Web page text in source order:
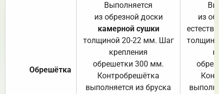
Обрешётка
Выполняется
из обрезной доски
камерной сушки
толщиной 20-22 мм. Шаг
крепления
обрешетки 300 мм.
Контробрешётка
выполняется из бруска
из